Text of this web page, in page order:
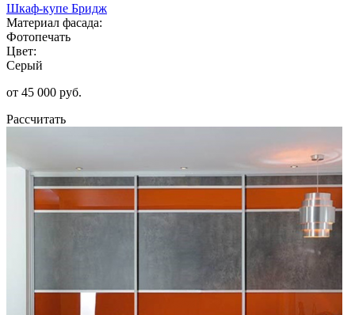
Шкаф-купе Бридж
Материал фасада:
Фотопечать
Цвет:
Серый
от 45 000 руб.
Рассчитать